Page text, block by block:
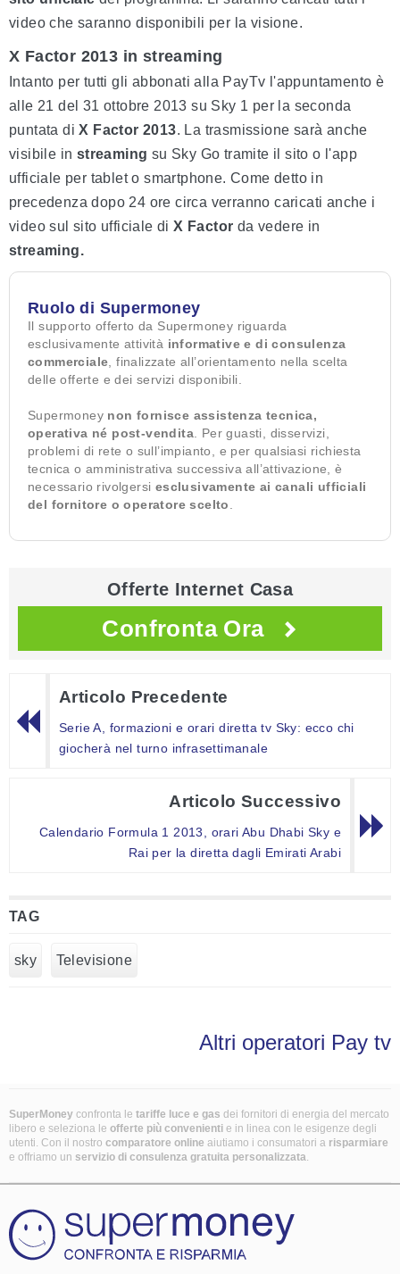
video che saranno disponibili per la visione.
X Factor 2013 in streaming
Intanto per tutti gli abbonati alla PayTv l'appuntamento è
alle 21 del 31 ottobre 2013 su Sky 1 per la seconda
puntata diX Factor 2013. La trasmissione sarà anche
visibile in streaming su Sky Go tramite il sito o l'app
ufficiale per tablet o smartphone. Come detto in
precedenza dopo 24 ore circa verranno caricati anche i
video sul sito ufficiale diX Factor da vedere in
streaming.
Ruolo di Supermoney
Il supporto offerto da Supermoney riguarda
esclusivamente attività informative e di consulenza
commerciale , finalizzate all’orientamento nella scelta
delle offerte e dei servizi disponibili.
Supermoney non fornisce assistenza tecnica,
operativa né post-vendita . Per guasti, disservizi,
problemi di rete o sull’impianto, e per qualsiasi richiesta
tecnica o amministrativa successiva all’attivazione, è
necessario rivolgersi esclusivamente ai canali ufficiali
del fornitore o operatore scelto
Offerte Internet Casa
Confronta Ora
Articolo Precedente
Serie A, formazioni e orari diretta tv Sky: ecco chi
giocherà nel turno infrasettimanale
Articolo Successivo
Calendario Formula 1 2013, orari Abu Dhabi Sky e
Rai per la diretta dagli Emirati Arabi
TAG
sky Televisione
Altri operatori Pay tv
SuperMoney confronta le tariffe luce e gas dei fornitori di energia del mercato
libero e seleziona le offerte più convenienti e in linea con le esigenze degli
utenti. Con il nostro comparatore online aiutiamo i consumatori a risparmiare
e offriamo un servizio di consulenza gratuita personalizzata.